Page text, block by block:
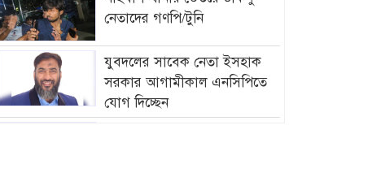
নেতাদের গণপি/টুনি
যুবদলের সাবেক নেতা ইসহাক
সরকার আগামীকাল এনসিপিতে
যোগ দিচ্ছেন